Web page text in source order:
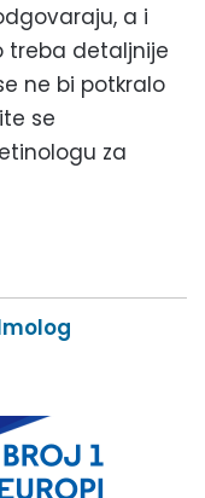
a i
treba detaljnije
ne bi potkralo
se
za